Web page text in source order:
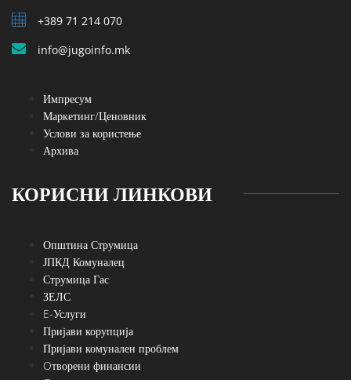
+389 71 214 070
info@jugoinfo.mk
Импресум
Маркетинг/Ценовник
Услови за користење
Архива
КОРИСНИ ЛИНКОВИ
Општина Струмица
ЈПКД Комуналец
Струмица Гас
ЗЕЛС
E-Услуги
Пријави корупција
Пријави комунален проблем
Oтворени финансии